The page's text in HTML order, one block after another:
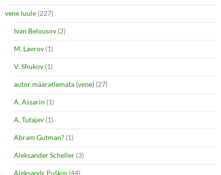
vene luule (227)
Ivan Belousov (2)
M. Lavrov (1)
V. Shukov (1)
autor määratlemata (vene) (27)
A. Assarin (1)
A. Tutajev (1)
Abram Gutman? (1)
Aleksander Scheller (3)
Aleksandr Puškin (44)